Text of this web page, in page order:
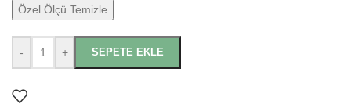
Özel Ölçü Temizle
- + SEPETE EKLE